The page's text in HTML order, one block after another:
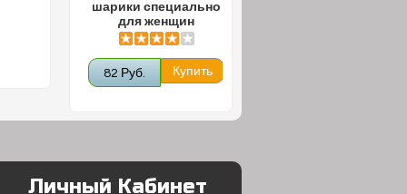
шарики специально
для женщин
82 Руб.
Личный Кабинет